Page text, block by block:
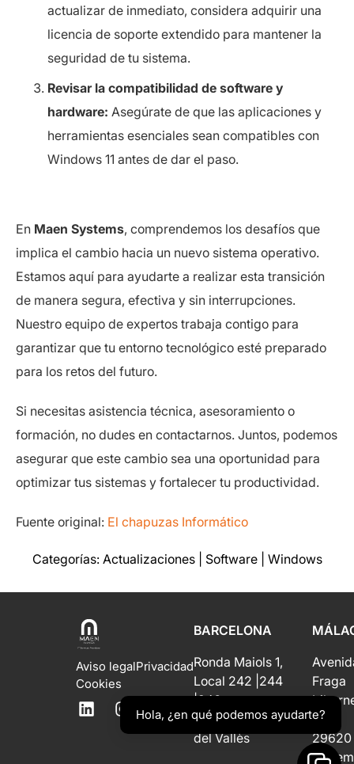
actualizar de inmediato, considera adquirir una
licencia de soporte extendido para mantener la
seguridad de tu sistema.
Revisar la compatibilidad de software y
hardware: Asegúrate de que las aplicaciones y
herramientas esenciales sean compatibles con
Windows 11 antes de dar el paso.
En Maen Systems, comprendemos los desafíos que
implica el cambio hacia un nuevo sistema operativo.
Estamos aquí para ayudarte a realizar esta transición
de manera segura, efectiva y sin interrupciones.
Nuestro equipo de expertos trabaja contigo para
garantizar que tu entorno tecnológico esté preparado
para los retos del futuro.
Si necesitas asistencia técnica, asesoramiento o
formación, no dudes en contactarnos. Juntos, podemos
asegurar que este cambio sea una oportunidad para
optimizar tus sistemas y fortalecer tu productividad.
Fuente original: El chapuzas Informático
Categorías: Actualizaciones| Software| Windows
Aviso legalPrivacidad
Cookies
BARCELONA
Ronda Maiols 1,
Local 242 |244
|246
08192 Sant Quirze
del Vallès
Fraga
6
29620
Hola, ¿en qué podemos ayudarte?